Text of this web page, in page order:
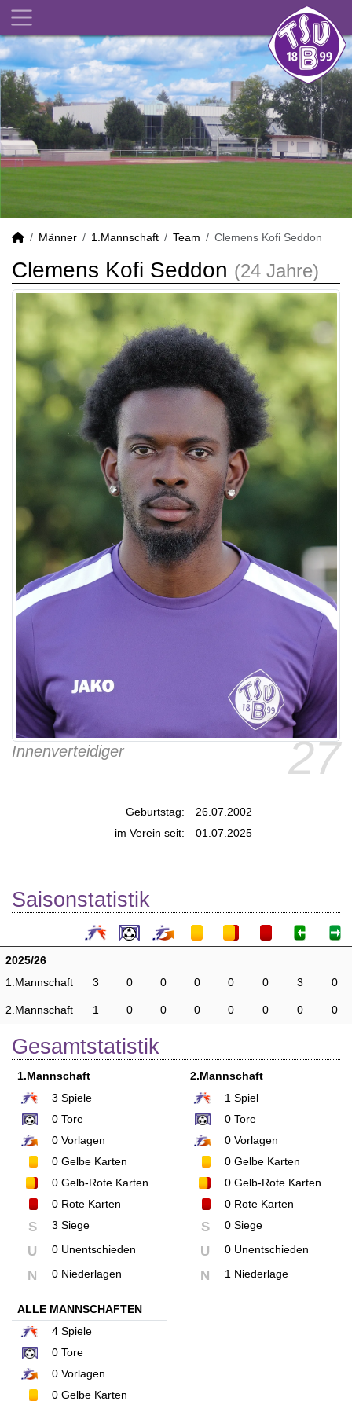
Männer 1.Mannschaft Team Clemens Kofi Seddon
Clemens Kofi Seddon (24 Jahre)
27
Innenverteidiger
Geburtstag:
26.07.2002
im Verein seit:
01.07.2025
Saisonstatistik
2025/26
1.Mannschaft
3 0 0 0 0 0 3 0
2.Mannschaft 1 0 0 0 0 0 0 0
Gesamtstatistik
1.Mannschaft
3 Spiele
0 Tore
0 Vorlagen
0 Gelbe Karten
0 Gelb-Rote Karten
0 Rote Karten
S 3 Siege
U 0 Unentschieden
N 0 Niederlagen
2.Mannschaft
1 Spiel
0Tore
0Vorlagen
0Gelbe Karten
0Gelb-Rote Karten
0Rote Karten
S 0 Siege
U 0 Unentschieden
N 1 Niederlage
ALLE MANNSCHAFTEN
4 Spiele
0 Tore
0 Vorlagen
0 Gelbe Karten